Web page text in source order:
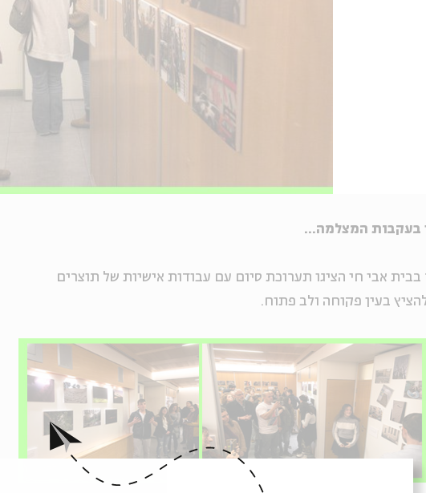
בעקבות המצלמה...
אבי חי הציגו תערוכת סיום עם עבודות אישיות של תוצרים
בעין פקוחה ולב פתוח.